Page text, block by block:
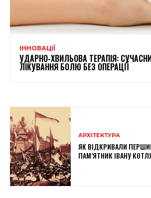
ІННОВАЦІЇ
УДАРНО-ХВИЛЬОВА ТЕРАПІЯ:
ЛІКУВАННЯ БОЛЮ БЕЗ ОПЕРАЦІЇ
АРХІТЕКТУРА
ЯК ВІДКРИВАЛИ
ПАМ’ЯТНИК ІВАНУ